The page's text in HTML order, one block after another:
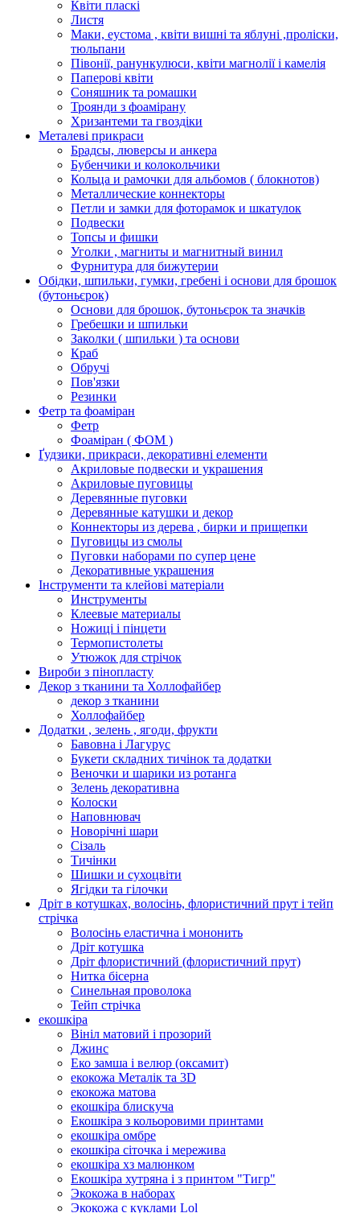
Квіти пласкі
Листя
Маки, еустома , квіти вишні та яблуні ,проліски,
тюльпани
Півонії, ранункулюси, квіти магнолії і камелія
Паперові квіти
Соняшник та ромашки
Троянди з фоамірану
Хризантеми та гвоздіки
Металеві прикраси
Брадсы, люверсы и анкера
Бубенчики и колокольчики
Кольца и рамочки для альбомов ( блокнотов)
Металлические коннекторы
Петли и замки для фоторамок и шкатулок
Подвески
Топсы и фишки
Уголки , магниты и магнитный винил
Фурнитура для бижутерии
Обідки, шпильки, гумки, гребені і основи для брошок
(бутоньєрок)
Основи для брошок, бутоньєрок та значків
Гребешки и шпильки
Заколки ( шпильки ) та основи
Краб
Обручі
Пов'язки
Резинки
Фетр та фоаміран
Фетр
Фоаміран ( ФОМ )
Ґудзики, прикраси, декоративні елементи
Акриловые подвески и украшения
Акриловые пуговицы
Деревянные пуговки
Деревянные катушки и декор
Коннекторы из дерева , бирки и прищепки
Пуговицы из смолы
Пуговки наборами по супер цене
Декоративные украшения
Інструменти та клейові матеріали
Инструменты
Клеевые материалы
Ножиці і пінцети
Термопистолеты
Утюжок для стрічок
Вироби з пінопласту
Декор з тканини та Холлофайбер
декор з тканини
Холлофайбер
Додатки , зелень , ягоди, фрукти
Бавовна і Лагурус
Букети складних тичінок та додатки
Веночки и шарики из ротанга
Зелень декоративна
Колоски
Наповнювач
Новорічні шари
Сізаль
Тичінки
Шишки и сухоцвіти
Ягідки та гілочки
Дріт в котушках, волосінь, флористичний прут і тейп
стрічка
Волосінь еластична і мононить
Дріт котушка
Дріт флористичний (флористичний прут)
Нитка бісерна
Синельная проволока
Тейп стрічка
екошкіра
Вініл матовий і прозорий
Джинс
Еко замша і велюр (оксамит)
екокожа Металік та 3D
екокожа матова
екошкіра блискуча
Екошкіра з кольоровими принтами
екошкіра омбре
екошкіра сіточка і мережива
екошкіра хз малюнком
Екошкіра хутряна і з принтом "Тигр"
Экокожа в наборах
Экокожа с куклами Lol